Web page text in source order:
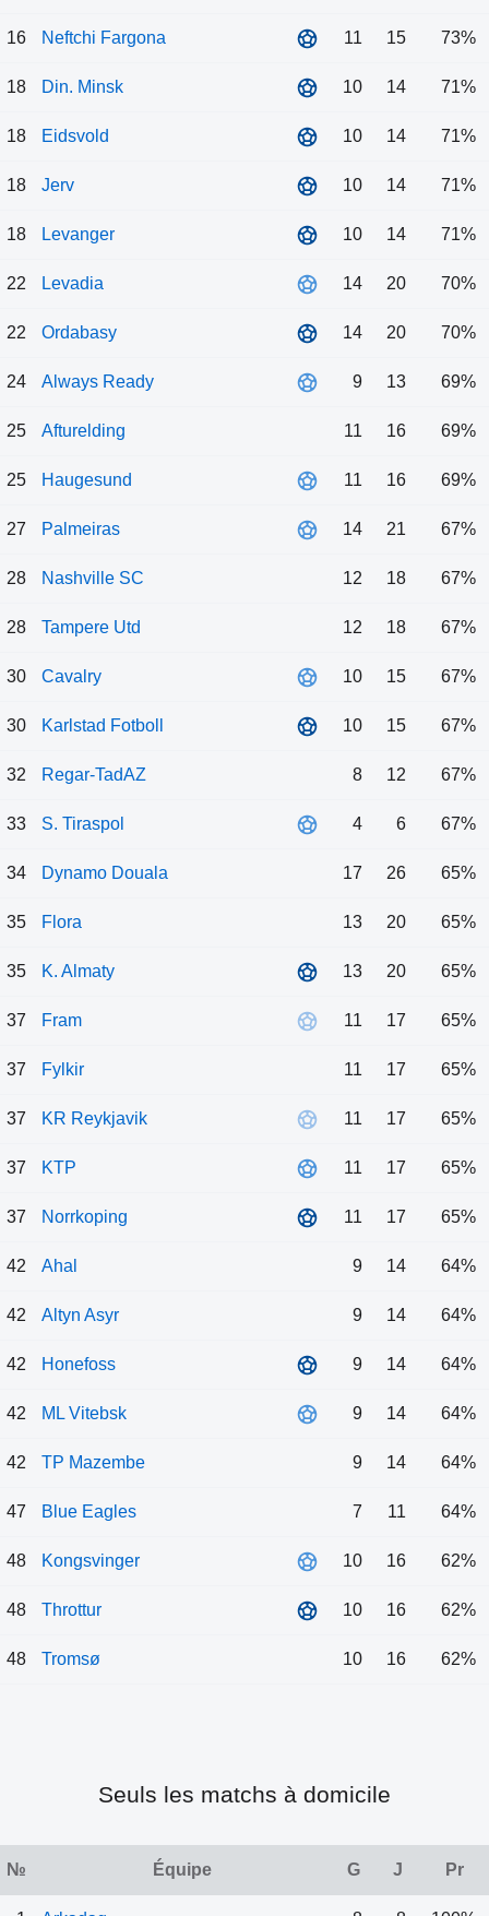
16 Neftchi Fargona 11 15 73%
18 Din. Minsk 10 14 71%
18 Eidsvold 10 14 71%
18 Jerv 10 14 71%
18 Levanger 10 14 71%
22 Levadia 14 20 70%
22 Ordabasy 14 20 70%
24 Always Ready 9 13 69%
25 Afturelding 11 16 69%
25 Haugesund 11 16 69%
27 Palmeiras 14 21 67%
28 Nashville SC 12 18 67%
28 Tampere Utd 12 18 67%
30 Cavalry 10 15 67%
30 Karlstad Fotboll 10 15 67%
32 Regar-TadAZ 8 12 67%
33 S. Tiraspol 4 6 67%
34 Dynamo Douala 17 26 65%
35 Flora 13 20 65%
35 K. Almaty 13 20 65%
37 Fram 11 17 65%
37 Fylkir 11 17 65%
37 KR Reykjavik 11 17 65%
37 KTP 11 17 65%
37 Norrkoping 11 17 65%
42 Ahal 9 14 64%
42 Altyn Asyr 9 14 64%
42 Honefoss 9 14 64%
42 ML Vitebsk 9 14 64%
42 TP Mazembe 9 14 64%
47 Blue Eagles 7 11 64%
48 Kongsvinger 10 16 62%
48 Throttur 10 16 62%
48 Tromsø 10 16 62%
Seuls les matchs à domicile
№ Équipe G J Pr